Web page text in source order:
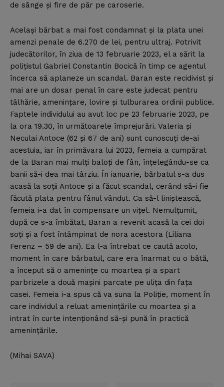
de sânge şi fire de păr pe caroserie.
Acelaşi bărbat a mai fost condamnat şi la plata unei
amenzi penale de 6.270 de lei, pentru ultraj. Potrivit
judecătorilor, în ziua de 13 februarie 2023, el a sărit la
poliţistul Gabriel Constantin Bocică în timp ce agentul
încerca să aplaneze un scandal. Baran este recidivist şi
mai are un dosar penal în care este judecat pentru
tâlhărie, ameninţare, lovire şi tulburarea ordinii publice.
Faptele individului au avut loc pe 23 februarie 2023, pe
la ora 19.30, în următoarele împrejurări. Valeria şi
Neculai Antoce (62 şi 67 de ani) sunt cunoscuţi de-ai
acestuia, iar în primăvara lui 2023, femeia a cumpărat
de la Baran mai mulţi baloţi de fân, înţelegându-se ca
banii să-i dea mai târziu. În ianuarie, bărbatul s-a dus
acasă la soţii Antoce şi a făcut scandal, cerând să-i fie
făcută plata pentru fânul vândut. Ca să-l liniştească,
femeia i-a dat în compensare un viţel. Nemulţumit,
după ce s-a îmbătat, Baran a revenit acasă la cei doi
soţi şi a fost întâmpinat de nora acestora (Liliana
Ferenz – 59 de ani). Ea l-a întrebat ce caută acolo,
moment în care bărbatul, care era înarmat cu o bâtă,
a început să o ameninţe cu moartea şi a spart
parbrizele a două maşini parcate pe uliţa din faţa
casei. Femeia i-a spus că va suna la Poliţie, moment în
care individul a reluat ameninţările cu moartea şi a
intrat în curte intenţionând să-şi pună în practică
ameninţările.
(Mihai SAVA)